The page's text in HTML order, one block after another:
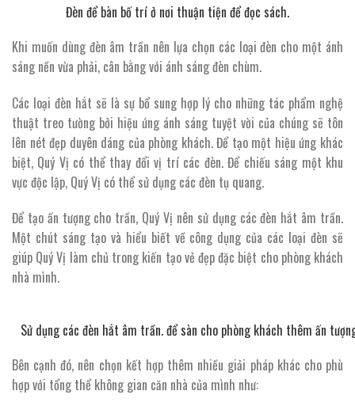
Đèn để bàn bố trí ở nơi thuận tiện để đọc sách.
Khi muốn dùng đèn âm trần nên lựa chọn các loại đèn cho một ánh
sáng nền vừa phải, cân bằng với ánh sáng đèn chùm.
Các loại đèn hắt sẽ là sự bổ sung hợp lý cho những tác phẩm nghệ
thuật treo tường bởi hiệu ứng ánh sáng tuyệt vời của chúng sẽ tôn
lên nét đẹp duyên dáng của phòng khách. Để tạo một hiệu ứng khác
biệt, Quý Vị có thể thay đổi vị trí các đèn. Để chiếu sáng một khu
vực độc lập, Quý Vị có thể sử dụng các đèn tụ quang.
Để tạo ấn tượng cho trần, Quý Vị nên sử dụng các đèn hắt âm trần.
Một chút sáng tạo và hiểu biết về công dụng của các loại đèn sẽ
giúp Quý Vị làm chủ trong kiến tạo vẻ đẹp đặc biệt cho phòng khách
nhà mình.
Sử dụng các đèn hắt âm trần. để sàn cho phòng khách thêm ấn
Bên cạnh đó, nên chọn kết hợp thêm nhiều giải pháp khác cho phù
hợp với tổng thể không gian căn nhà của mình như: